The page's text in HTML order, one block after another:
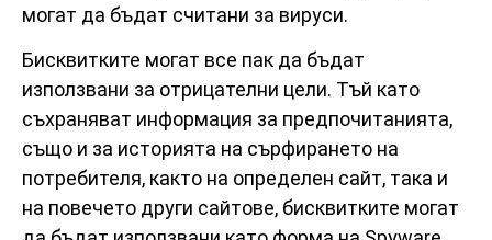
могат да бъдат считани за вируси.
Бисквитките могат все пак да бъдат
използвани за отрицателни цели. Тъй като
съхраняват информация за предпочитанията,
също и за историята на сърфирането на
потребителя, както на определен сайт, така и
на повечето други сайтове, бисквитките могат